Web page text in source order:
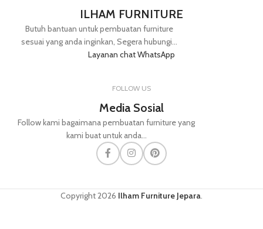
ILHAM FURNITURE
Butuh bantuan untuk pembuatan furniture
sesuai yang anda inginkan, Segera hubungi...
Layanan chat WhatsApp
FOLLOW US
Media Sosial
Follow kami bagaimana pembuatan furniture yang
kami buat untuk anda...
Copyright2026 Ilham Furniture Jepara.